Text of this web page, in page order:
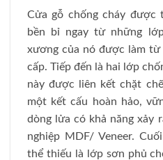
Cửa gỗ chống cháy được
bền bỉ ngay từ những
xương của nó được làm từ
cấp. Tiếp đến là hai lớp
này được liên kết chặt
một kết cấu hoàn hảo,
dòng lửa có khả năng xảy
nghiệp MDF/ Veneer.
thể thiếu là lớp sơn phủ